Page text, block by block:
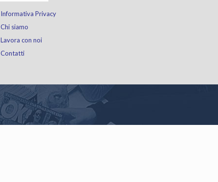
Informativa Privacy
Chi siamo
Lavora con noi
Contatti